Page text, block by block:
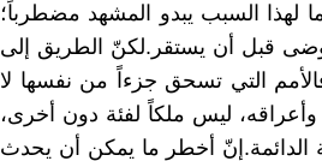
لهذا السبب يبدو المشهد مضطرباً؛
قبل أن يستقر.لكنّ الطريق إلى
فالأمم التي تسحق جزءاً من نفسها لا
ليس ملكاً لفئة دون أخرى،
الدائمة.إنّ أخطر ما يمكن أن يحدث